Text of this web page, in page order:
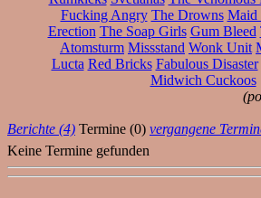
Fucking Angry The Drowns Maid
Erection The Soap Girls Gum Bleed
Atomsturm Missstand Wonk Unit
Lucta Red Bricks Fabulous Disaster
Midwich Cuckoos
Berichte (4) Termine (0) vergangene
Keine Termine gefunden